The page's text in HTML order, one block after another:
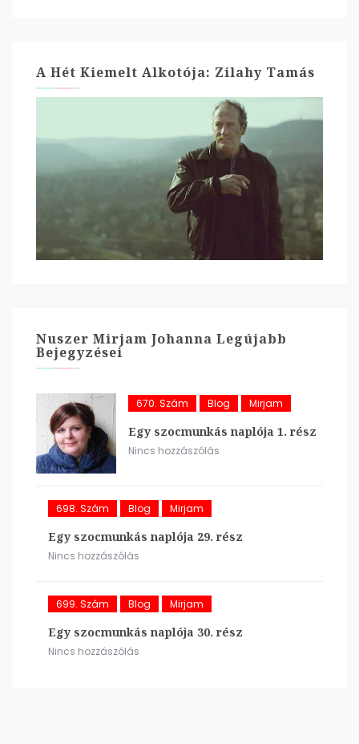
A Hét Kiemelt Alkotója: Zilahy Tamás
Nuszer Mirjam Johanna Legújabb
Bejegyzései
670. Szám Blog Mirjam
Egy szocmunkás naplója 1. rész
Nincs hozzászólás
698. Szám Blog Mirjam
Egy szocmunkás naplója 29. rész
Nincs hozzászólás
699. Szám Blog Mirjam
Egy szocmunkás naplója 30. rész
Nincs hozzászólás